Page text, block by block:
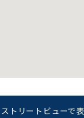
にご案内できます
ストリートビューで